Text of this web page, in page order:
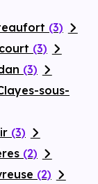
(3)
(3)
(3)
sous-
(3)
(2)
(2)